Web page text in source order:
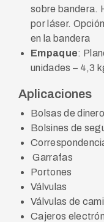
sobre bandera.
por láser.
en la bandera
Empaque:
unidades – 4,3
Aplicaciones
Bolsas de dinero
Bolsines de
Garrafas
Portones
Válvulas
Válvulas de
Cajeros